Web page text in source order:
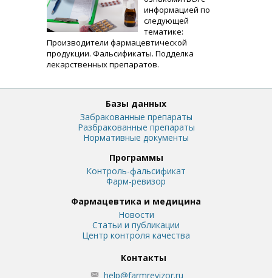
информацией по
следующей
тематике:
Производители фармацевтической
продукции. Фальсификаты. Подделка
лекарственных препаратов.
Базы данных
Забракованные препараты
Разбракованные препараты
Нормативные документы
Программы
Контроль-фальсификат
Фарм-ревизор
Фармацевтика и медицина
Новости
Статьи и публикации
Центр контроля качества
Контакты
help@farmrevizor.ru